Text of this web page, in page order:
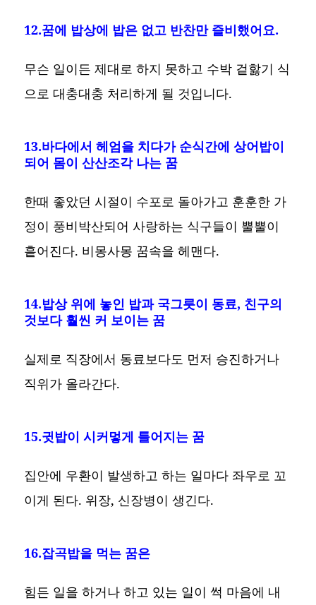
12.꿈에 밥상에 밥은 없고 반찬만 즐비했어요.
무슨 일이든 제대로 하지 못하고 수박 겉핧기 식
으로 대충대충 처리하게 될 것입니다.
13.바다에서 헤엄을 치다가 순식간에 상어밥이
되어 몸이 산산조각 나는 꿈
한때 좋았던 시절이 수포로 돌아가고 훈훈한 가
정이 풍비박산되어 사랑하는 식구들이 뿔뿔이
흩어진다. 비몽사몽 꿈속을 헤맨다.
14.밥상 위에 놓인 밥과 국그릇이 동료, 친구의
것보다 훨씬 커 보이는 꿈
실제로 직장에서 동료보다도 먼저 승진하거나
직위가 올라간다.
15.귓밥이 시커멓게 틀어지는 꿈
집안에 우환이 발생하고 하는 일마다 좌우로 꼬
이게 된다. 위장, 신장병이 생긴다.
16.잡곡밥을 먹는 꿈은
힘든 일을 하거나 하고 있는 일이 썩 마음에 내